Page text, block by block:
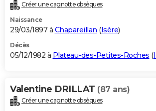
Créer une cagnotte obsèques
Naissance
29/03/1897 à Chapareillan (Isère)
Décès
05/12/1982 à Plateau-des-Petites-Roches (
Valentine DRILLAT (87 ans)
Créer une cagnotte obsèques